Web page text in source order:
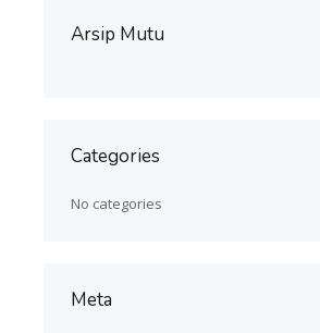
Arsip Mutu
Categories
No categories
Meta